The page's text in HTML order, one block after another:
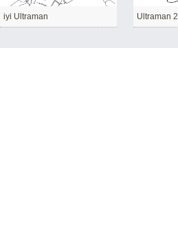
iyi Ultraman Ultraman 2